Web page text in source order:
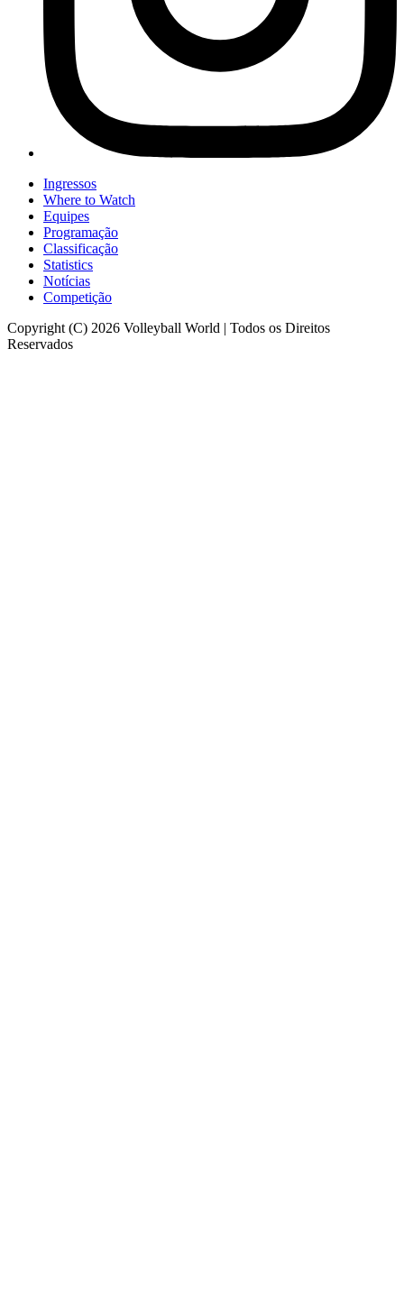
Ingressos
Where to Watch
Equipes
Programação
Classificação
Statistics
Notícias
Competição
Copyright (C) 2026 Volleyball World | Todos os Direitos
Reservados